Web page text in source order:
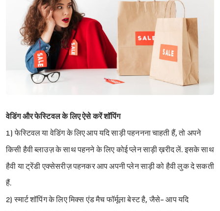
वेडिंग और फेस्टिवल के लिए ऐसे करें शॉपिंग
1) फेस्टिवल या वेडिंग के लिए आप यदि साड़ी पहननना चाहती हैं, तो अपने
किसी हैवी ब्लाउज़ के साथ पहनने के लिए कोई प्लेन साड़ी ख़रीद लें. इसके साथ
हैवी या ट्रेंडी एक्सेसरीज़ पहनकर आप अपनी प्लेन साड़ी को हैवी लुक दे सकती
हैं.
2) स्मार्ट शॉपिंग के लिए मिक्स एंड मैच फॉर्मूला बेस्ट है, जैसे- आप यदि